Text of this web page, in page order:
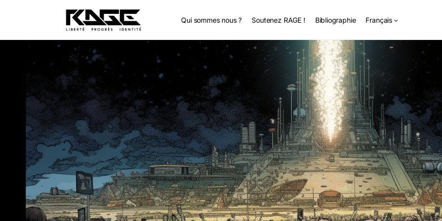
Qui sommes nous ? Soutenez RAGE ! Bibliographie Français